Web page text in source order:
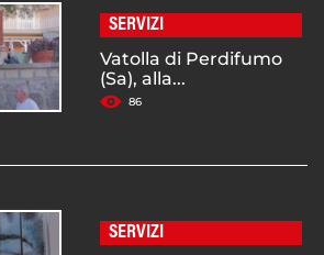
SERVIZI
Vatolla di Perdifumo
(Sa), alla...
86
SERVIZI